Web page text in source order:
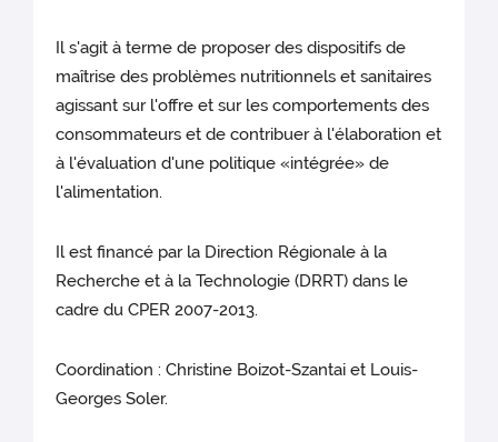
Il s'agit à terme de proposer des dispositifs de
maîtrise des problèmes nutritionnels et sanitaires
agissant sur l'offre et sur les comportements des
consommateurs et de contribuer à l'élaboration et
à l'évaluation d'une politique «intégrée» de
l'alimentation.
Il est financé par la Direction Régionale à la
Recherche et à la Technologie (DRRT) dans le
cadre du CPER 2007-2013.
Coordination : Christine Boizot-Szantai et Louis-
Georges Soler.